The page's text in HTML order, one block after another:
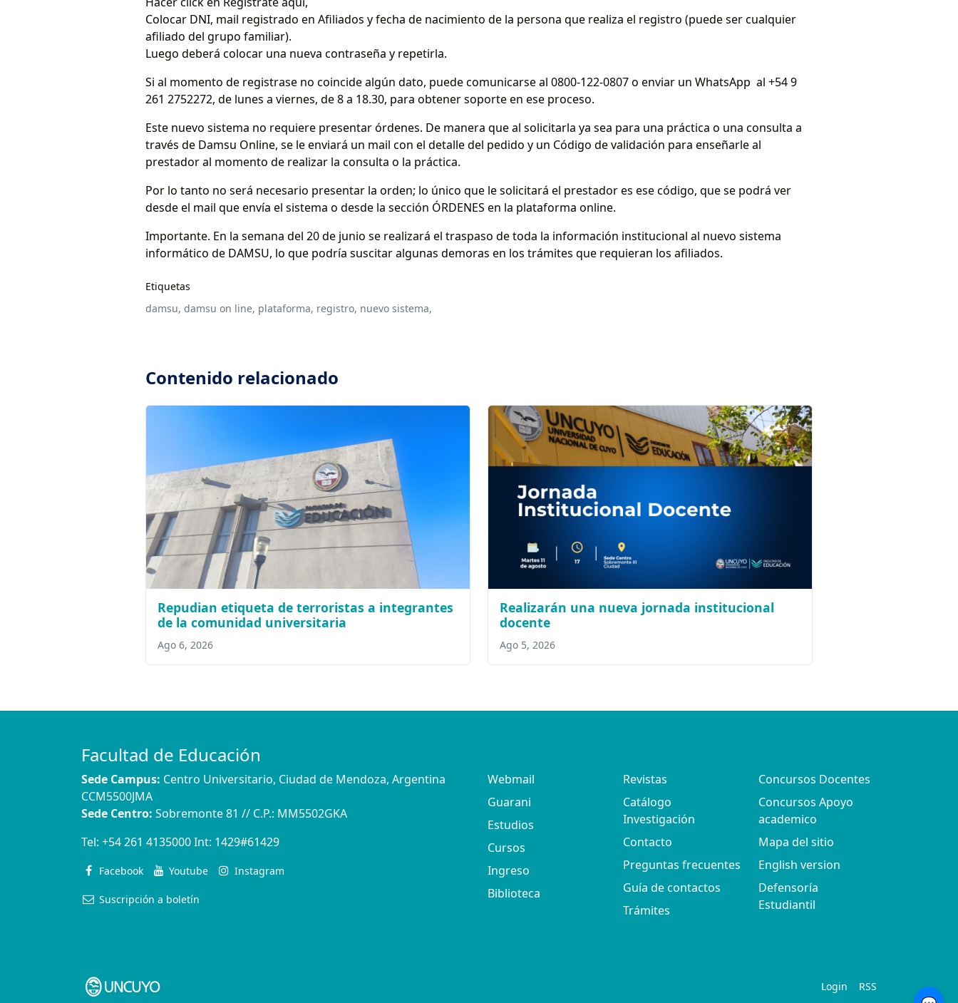
Colocar DNI, mail registrado en Afiliados y fecha de nacimiento de la persona que realiza el registro (puede ser cualquier
afiliado del grupo familiar).
Luego deberá colocar una nueva contraseña y repetirla.
Si al momento de registrase no coincide algún dato, puede comunicarse al 0800-122-0807 o enviar un WhatsApp al +54 9
261 2752272, de lunes a viernes, de 8 a 18.30, para obtener soporte en ese proceso.
Este nuevo sistema no requiere presentar órdenes. De manera que al solicitarla ya sea para una práctica o una consulta a
través de Damsu Online, se le enviará un mail con el detalle del pedido y un Código de validación para enseñarle al
prestador al momento de realizar la consulta o la práctica.
Por lo tanto no será necesario presentar la orden; lo único que le solicitará el prestador es ese código, que se podrá ver
desde el mail que envía el sistema o desde la sección ÓRDENES en la plataforma online.
Importante. En la semana del 20 de junio se realizará el traspaso de toda la información institucional al nuevo sistema
informático de DAMSU, lo que podría suscitar algunas demoras en los trámites que requieran los afiliados.
Etiquetas
damsu, damsu on line, plataforma, registro, nuevo sistema,
Contenido relacionado
Repudian etiqueta de terroristas a integrantes
de la comunidad universitaria
Ago 6, 2026
Realizarán una nueva jornada institucional
docente
Ago 5, 2026
Facultad de Educación
Sede Campus: Centro Universitario, Ciudad de Mendoza, Argentina
CCM5500JMA
Sede Centro: Sobremonte 81 // C.P.: MM5502GKA
Tel: +54 261 4135000Int: 1429#61429
Facebook Youtube Instagram
Suscripción a boletín
Webmail
Guarani
Estudios
Cursos
Ingreso
Biblioteca
Revistas
Catálogo
Investigación
Contacto
Preguntas frecuentes
Guía de contactos
Trámites
Concursos Docentes
Concursos Apoyo
academico
Mapa del sitio
English version
Defensoría
Estudiantil
Login
RSS